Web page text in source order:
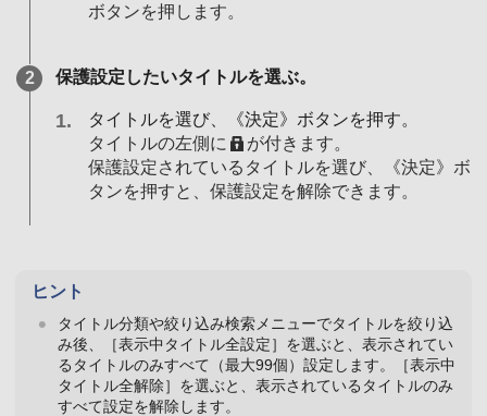
ボタンを押します。
保護設定したいタイトルを選ぶ。
タイトルを選び、《決定》ボタンを押す。
タイトルの左側に
が付きます。
保護設定されているタイトルを選び、《決定》ボ
タンを押すと、保護設定を解除できます。
ヒント
タイトル分類や絞り込み検索メニューでタイトルを絞り込
み後、［表示中タイトル全設定］を選ぶと、表示されてい
るタイトルのみすべて（最大99個）設定します。［表示中
タイトル全解除］を選ぶと、表示されているタイトルのみ
すべて設定を解除します。